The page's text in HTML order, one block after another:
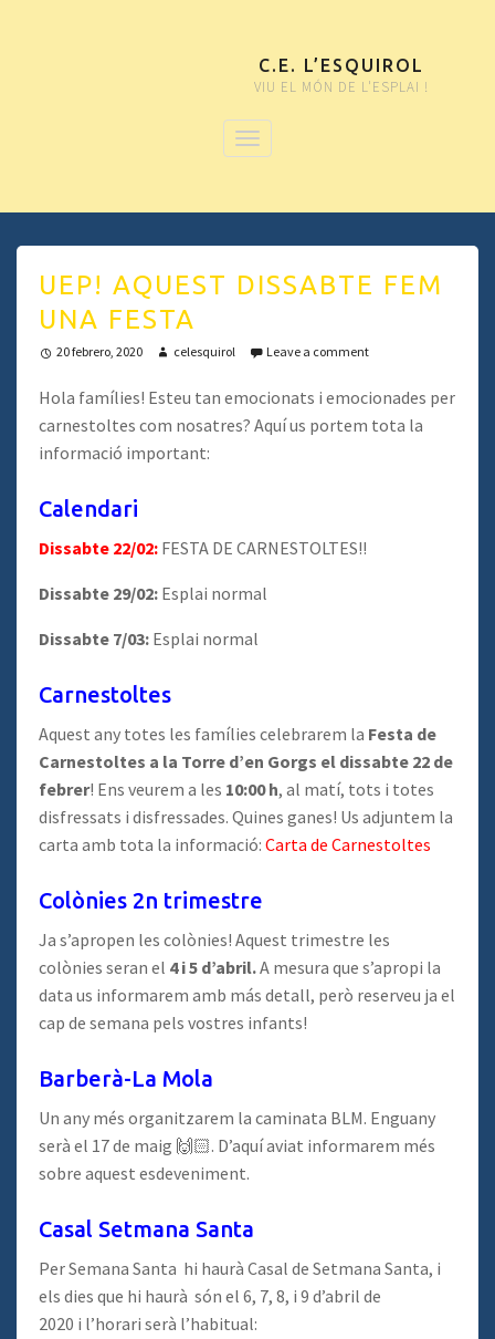
C.E. L’ESQUIROL
VIU EL MÓN DE L'ESPLAI !
UEP! AQUEST DISSABTE FEM
UNA FESTA
20 febrero, 2020 celesquirol Leave a comment
Hola famílies! Esteu tan emocionats i emocionades per
carnestoltes com nosatres? Aquí us portem tota la
informació important:
Calendari
Dissabte 22/02: FESTA DE CARNESTOLTES!!
Dissabte 29/02: Esplai normal
Dissabte 7/03: Esplai normal
Carnestoltes
Aquest any totes les famílies celebrarem la Festa de
Carnestoltes a la Torre d’en Gorgs el dissabte 22 de
febrer! Ens veurem a les 10:00 h, al matí, tots i totes
disfressats i disfressades. Quines ganes! Us adjuntem la
carta amb tota la informació: Carta de Carnestoltes
Colònies 2n trimestre
Ja s’apropen les colònies! Aquest trimestre les
colònies seran el 4 i 5 d’abril.A mesura que s’apropi la
data us informarem amb más detall, però reserveu ja el
cap de semana pels vostres infants!
Barberà-La Mola
Un any més organitzarem la caminata BLM. Enguany
serà el 17 de maig 🙌🏻. D’aquí aviat informarem més
sobre aquest esdeveniment.
Casal Setmana Santa
Per Semana Santa hi haurà Casal de Setmana Santa, i
els dies que hi haurà són el 6, 7, 8, i 9 d’abril de
2020 i l’horari serà l’habitual: